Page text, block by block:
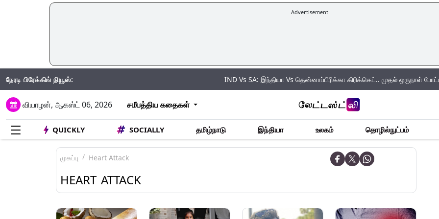
Advertisement
நேரடி பிரேக்கிங் நியூஸ்: IND Vs SA: இந்தியா Vs தென்னாப்பிரிக்கா கிரிக்கெட்.. முதல் ஒருநாள் போட்டியில்
வியாழன், ஆகஸ்ட் 06, 2026 சமீபத்திய கதைகள்
QUICKLY SOCIALLY தமிழ்நாடு இந்தியா உலகம் தொழில்நுட்பம்
முகப்பு Heart Attack
HEART ATTACK